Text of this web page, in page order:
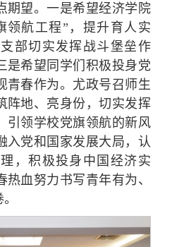
期望。一是希望经济学院
领航工程”，提升育人实
部切实发挥战斗堡垒作
是希望同学们积极投身党
青春作为。尤政号召师生
阵地、亮身份，切实发挥
引领学校党旗领航的新风
入党和国家发展大局，认
，积极投身中国经济实
血努力书写青年有为、